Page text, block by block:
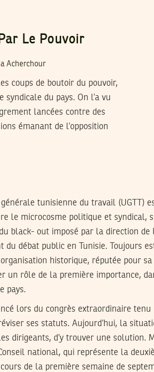
Le Pouvoir
Acherchour
coups de boutoir du pouvoir,
du pays. On l’a vu
lancées contre des
émanant de l’opposition
générale tunisienne du travail (UGTT)
le microcosme politique et syndical,
black- out imposé par la direction
du débat public en Tunisie. Toujours
historique, réputée pour
un rôle de la première importance,
pays.
lors du congrès extraordinaire
ses statuts. Aujourd’hui, la
dirigeants, d’y trouver une solution.
national, qui représente la
de la première semaine de